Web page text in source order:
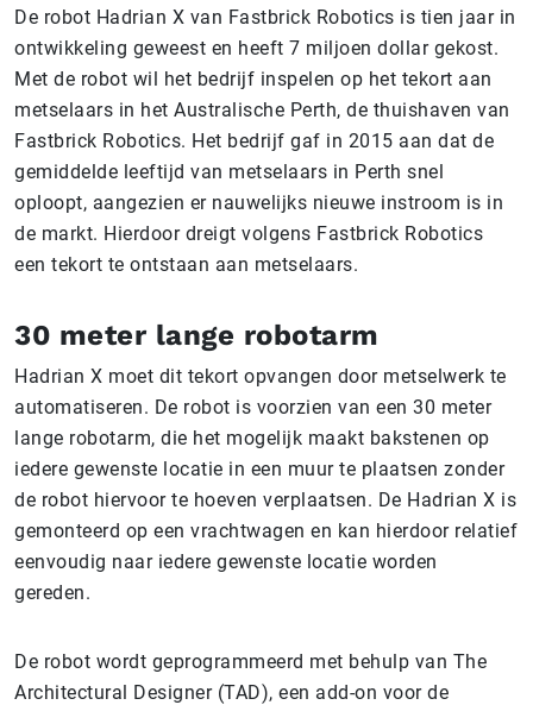
De robot Hadrian X van Fastbrick Robotics is tien jaar in
ontwikkeling geweest en heeft 7 miljoen dollar gekost.
Met de robot wil het bedrijf inspelen op het tekort aan
metselaars in het Australische Perth, de thuishaven van
Fastbrick Robotics. Het bedrijf gaf in 2015 aan dat de
gemiddelde leeftijd van metselaars in Perth snel
oploopt, aangezien er nauwelijks nieuwe instroom is in
de markt. Hierdoor dreigt volgens Fastbrick Robotics
een tekort te ontstaan aan metselaars.
30 meter lange robotarm
Hadrian X moet dit tekort opvangen door metselwerk te
automatiseren. De robot is voorzien van een 30 meter
lange robotarm, die het mogelijk maakt bakstenen op
iedere gewenste locatie in een muur te plaatsen zonder
de robot hiervoor te hoeven verplaatsen. De Hadrian X is
gemonteerd op een vrachtwagen en kan hierdoor relatief
eenvoudig naar iedere gewenste locatie worden
gereden.
De robot wordt geprogrammeerd met behulp van The
Architectural Designer (TAD), een add-on voor de